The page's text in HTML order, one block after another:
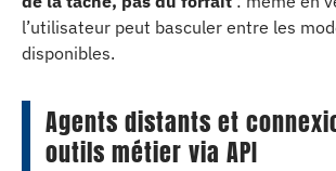
l’utilisateur peut basculer entre les
disponibles.
Agents distants et
outils métier via API